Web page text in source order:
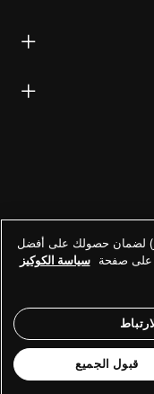
لضمان حصولك على أفضل
على صفحة سياسة الكوكيز
قبول الجميع